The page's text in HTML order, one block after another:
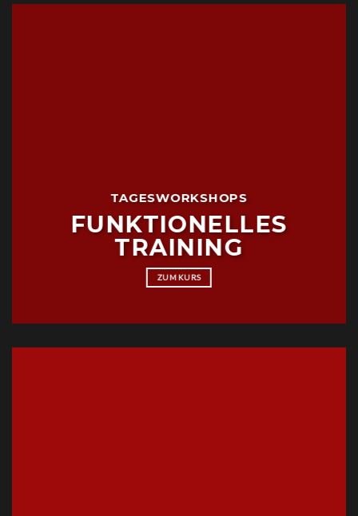
TAGESWORKSHOPS
FUNKTIONELLES
TRAINING
ZUM KURS